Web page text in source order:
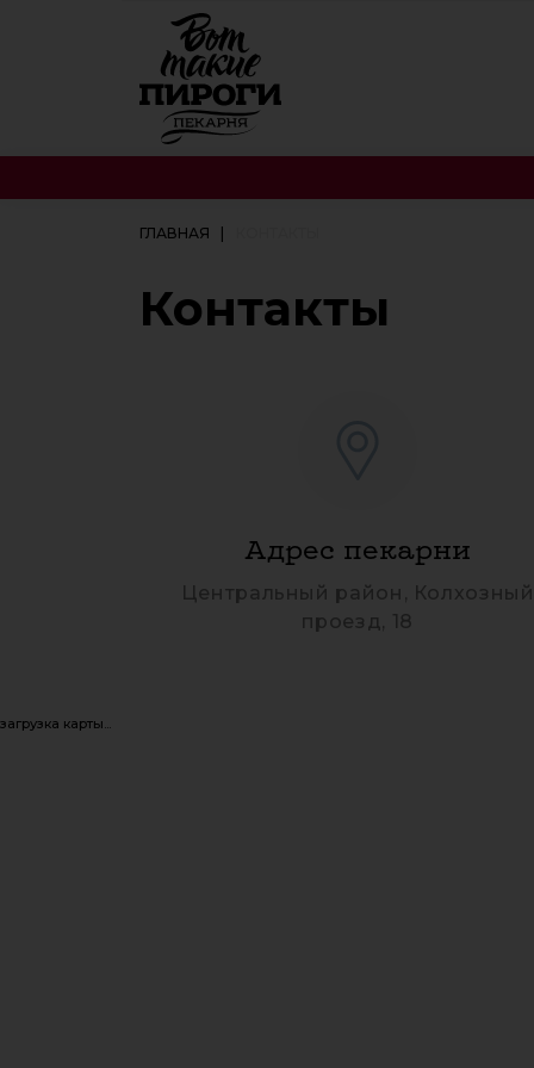
ГЛАВНАЯ
Контакты
Адрес пекарни
Центральный район, Колхозный
проезд, 18
загрузка карты...